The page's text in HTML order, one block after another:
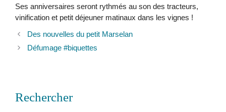
Ses anniversaires seront rythmés au son des tracteurs,
vinification et petit déjeuner matinaux dans les vignes !
Des nouvelles du petit Marselan
Défumage #biquettes
Rechercher